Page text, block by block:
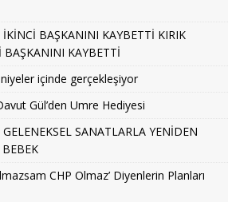
BAŞKANINI KAYBETTİ KIRIK
BAŞKANINI KAYBETTİ
içinde gerçekleşiyor
Gül’den Umre Hediyesi
SANATLARLA YENİDEN
CHP Olmaz’ Diyenlerin Planları